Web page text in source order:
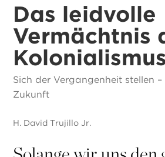
Das leidvolle
Vermächtnis
Kolonialismus
Sich der Vergangenheit stellen
Zukunft
H. David Trujillo Jr.